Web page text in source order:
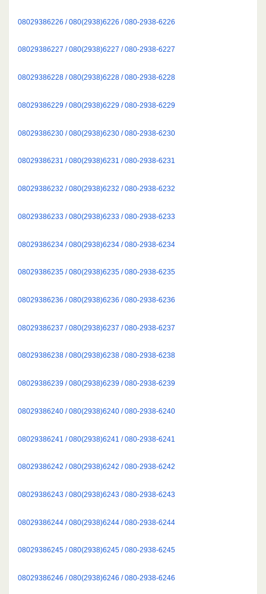
08029386226 / 080(2938)6226 / 080-2938-6226
08029386227 / 080(2938)6227 / 080-2938-6227
08029386228 / 080(2938)6228 / 080-2938-6228
08029386229 / 080(2938)6229 / 080-2938-6229
08029386230 / 080(2938)6230 / 080-2938-6230
08029386231 / 080(2938)6231 / 080-2938-6231
08029386232 / 080(2938)6232 / 080-2938-6232
08029386233 / 080(2938)6233 / 080-2938-6233
08029386234 / 080(2938)6234 / 080-2938-6234
08029386235 / 080(2938)6235 / 080-2938-6235
08029386236 / 080(2938)6236 / 080-2938-6236
08029386237 / 080(2938)6237 / 080-2938-6237
08029386238 / 080(2938)6238 / 080-2938-6238
08029386239 / 080(2938)6239 / 080-2938-6239
08029386240 / 080(2938)6240 / 080-2938-6240
08029386241 / 080(2938)6241 / 080-2938-6241
08029386242 / 080(2938)6242 / 080-2938-6242
08029386243 / 080(2938)6243 / 080-2938-6243
08029386244 / 080(2938)6244 / 080-2938-6244
08029386245 / 080(2938)6245 / 080-2938-6245
08029386246 / 080(2938)6246 / 080-2938-6246